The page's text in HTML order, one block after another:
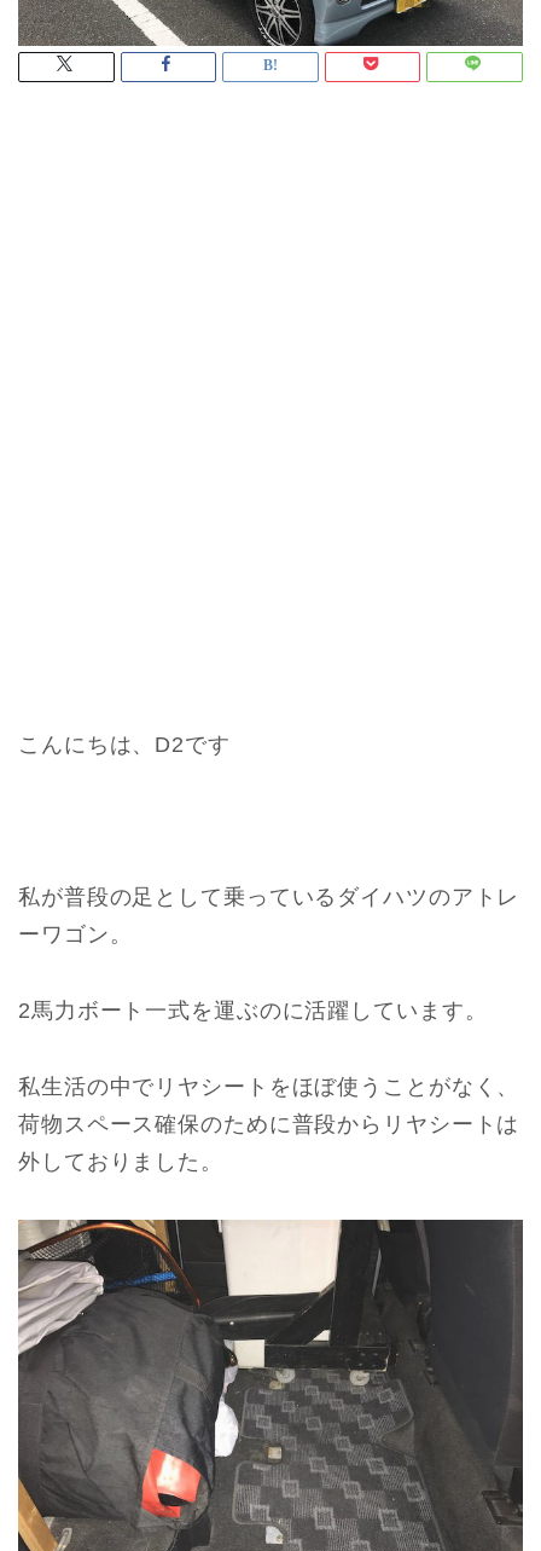
こんにちは、D2です
私が普段の足として乗っているダイハツのアトレ
ーワゴン。
2馬力ボート一式を運ぶのに活躍しています。
私生活の中でリヤシートをほぼ使うことがなく、
荷物スペース確保のために普段からリヤシートは
外しておりました。